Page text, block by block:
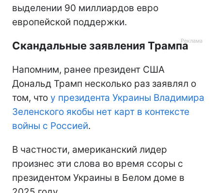
выделении 90 миллиардов евро
европейской поддержки.
Скандальные заявления Трампа
Напомним, ранее президент США
Дональд Трамп несколько раз заявлял о
том, что у президента Украины Владимира
Зеленского якобы нет карт в контексте
войны с Россией.
В частности, американский лидер
произнес эти слова во время ссоры с
президентом Украины в Белом доме в